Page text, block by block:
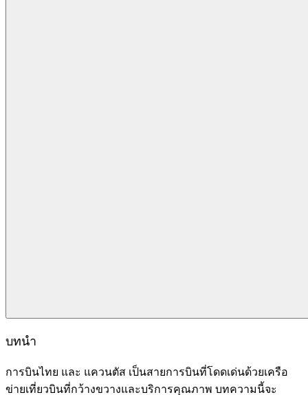
บทนำ
การบินไทย และ แควนตัส เป็นสายการบินที่โดดเด่นด้วยเครือ
ข่ายเที่ยวบินที่กว้างขวางและบริการคุณภาพ บทความนี้จะ